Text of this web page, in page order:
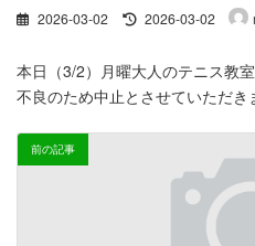
2026-03-02
最
新
日
2026-03-02
本日（3/2）月曜大人のテニス教
不良のため中止とさせていただき
前の記事